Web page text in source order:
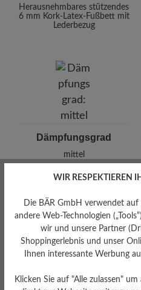
Herausnehmbares stützendes
6 mm Kork-Latex-Fußbett mit
Lederbezug
Dämpfungsgrad
mittel
mittel
WIR RESPEKTIEREN
Die BÄR GmbH verwendet auf
andere Web-Technologien
wir und unsere Partner
Shoppingerlebnis und unser
Ihnen interessante Werbung
Klicken Sie auf "Alle zulassen"